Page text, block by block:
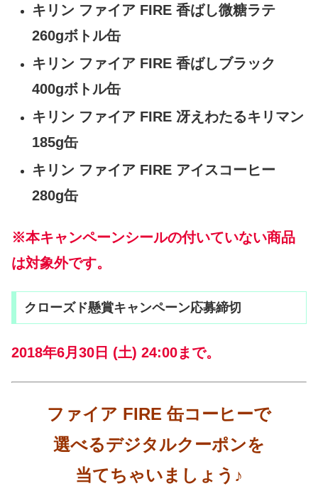
キリン ファイア FIRE 香ばし微糖ラテ
260gボトル缶
キリン ファイア FIRE 香ばしブラック
400gボトル缶
キリン ファイア FIRE 冴えわたるキリマン
185g缶
キリン ファイア FIRE アイスコーヒー
280g缶
※本キャンペーンシールの付いていない商品
は対象外です。
クローズド懸賞キャンペーン応募締切
2018年6月30日 (土) 24:00まで。
ファイア FIRE 缶コーヒーで
選べるデジタルクーポンを
当てちゃいましょう♪